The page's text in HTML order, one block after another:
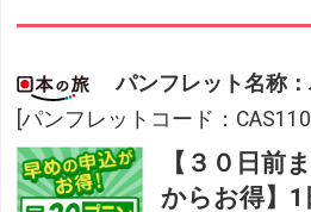
パンフレット名称
[パンフレットコード：
【３０日前
からお得】1